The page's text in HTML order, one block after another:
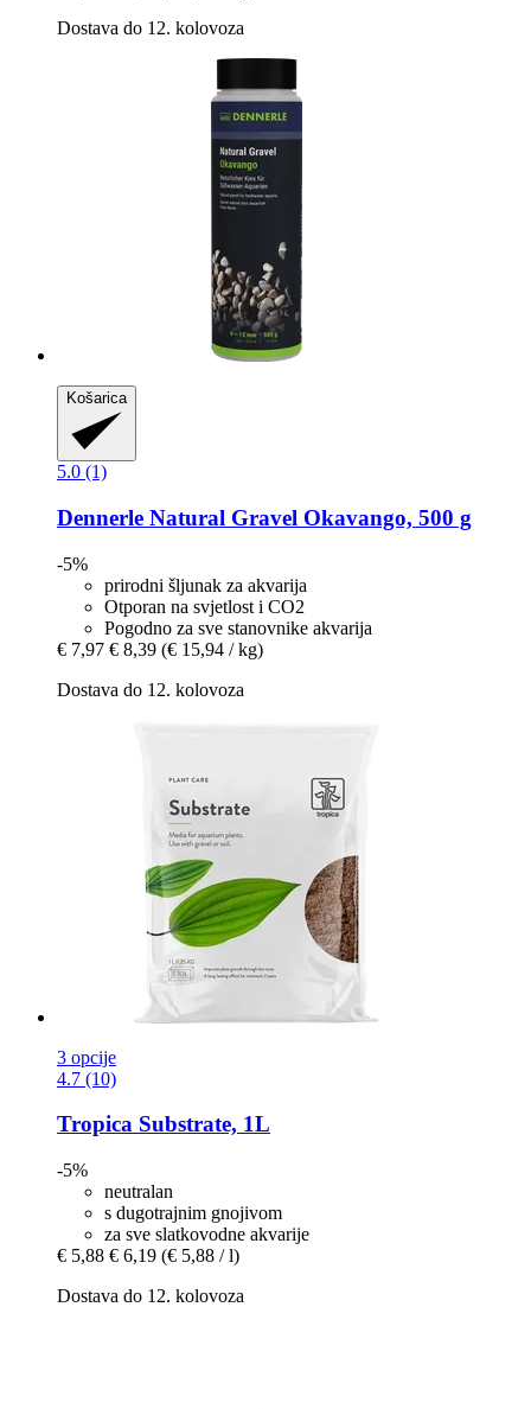
Dostava do 12. kolovoza
Košarica
5.0 (1)
Dennerle Natural Gravel Okavango, 500 g
-5%
prirodni šljunak za akvarija
Otporan na svjetlost i CO2
Pogodno za sve stanovnike akvarija
€ 7,97 € 8,39 (€ 15,94 / kg)
Dostava do 12. kolovoza
3 opcije
4.7 (10)
Tropica Substrate, 1L
-5%
neutralan
s dugotrajnim gnojivom
za sve slatkovodne akvarije
€ 5,88 € 6,19 (€ 5,88 / l)
Dostava do 12. kolovoza